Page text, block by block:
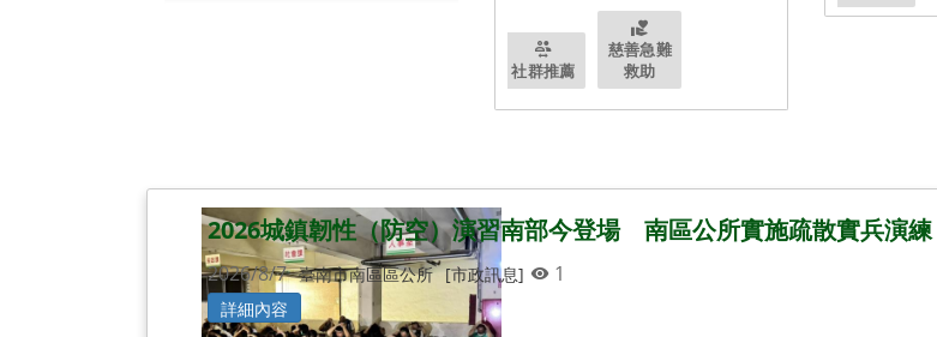
社群推薦
慈善急難
救助
2026城鎮韌性（防空）演習南部今登場 南區公所實施疏散實兵演練
2026/8/7 臺南市南區區公所 [市政訊息] 1
詳細內容